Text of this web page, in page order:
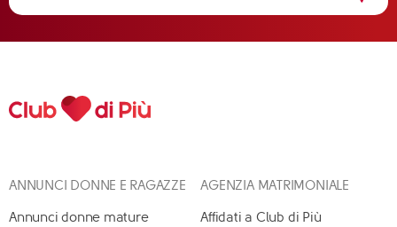
ANNUNCI DONNE E RAGAZZE
Annunci donne mature
AGENZIA MATRIMONIALE
Affidati a Club di Più